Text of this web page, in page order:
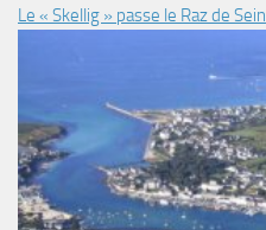
Le « Skellig » passe le Raz de Sein